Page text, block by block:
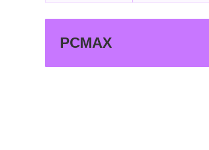
PCMAX